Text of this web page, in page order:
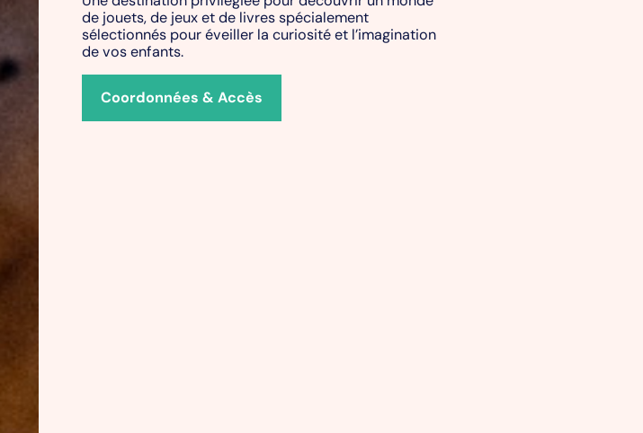
de jouets, de jeux et de livres spécialement
sélectionnés pour éveiller la curiosité et l’imagination
de vos enfants.
Coordonnées & Accès